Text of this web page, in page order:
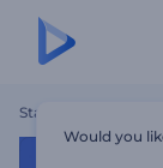
Startseite
Would you